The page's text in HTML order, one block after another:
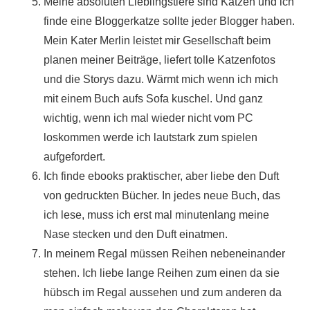
finde eine Bloggerkatze sollte jeder Blogger haben.
Mein Kater Merlin leistet mir Gesellschaft beim
planen meiner Beiträge, liefert tolle Katzenfotos
und die Storys dazu. Wärmt mich wenn ich mich
mit einem Buch aufs Sofa kuschel. Und ganz
wichtig, wenn ich mal wieder nicht vom PC
loskommen werde ich lautstark zum spielen
aufgefordert.
Ich finde ebooks praktischer, aber liebe den Duft
von gedruckten Bücher. In jedes neue Buch, das
ich lese, muss ich erst mal minutenlang meine
Nase stecken und den Duft einatmen.
In meinem Regal müssen Reihen nebeneinander
stehen. Ich liebe lange Reihen zum einen da sie
hübsch im Regal aussehen und zum anderen da